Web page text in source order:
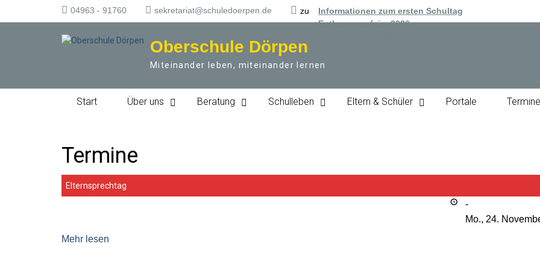
04963 - 91760 sekretariat@schuledoerpen.de zu
Informationen zum ersten Schultag
Entlassungsfeier 2026
Oberschule Dörpen
Miteinander leben, miteinander lernen
Start Über uns Beratung Schulleben Eltern & Schüler Portale Termine
Termine
Elternsprechtag
-
Mo., 24.
Mehr lesen